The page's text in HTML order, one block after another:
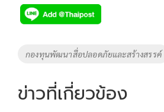
e
b
o
k
tt
er
p
y
Li
k
Tags
กองทุนพัฒนาสื่อปลอดภัยและสร้างสรรค์
ข่าวที่เกี่ยวข้อง